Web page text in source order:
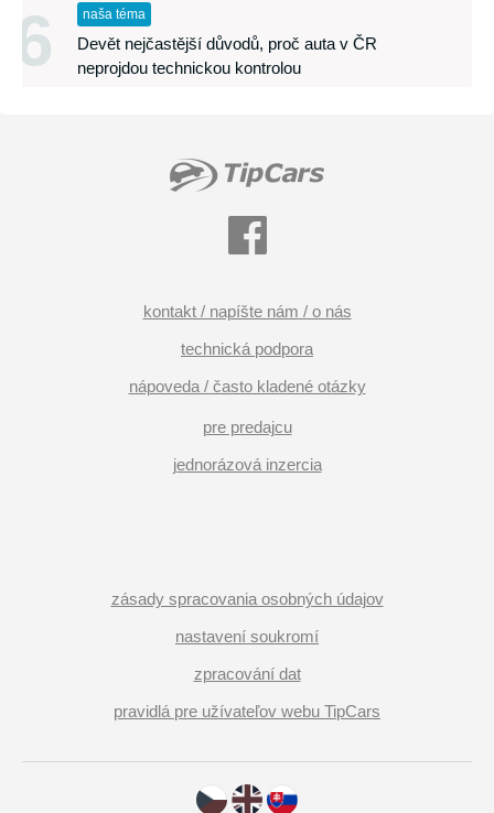
6 naša téma
Devět nejčastější důvodů, proč auta v ČR
neprojdou technickou kontrolou
kontakt / napíšte nám / o nás
technická podpora
nápoveda / často kladené otázky
pre predajcu
jednorázová inzercia
zásady spracovania osobných údajov
nastavení soukromí
zpracování dat
pravidlá pre užívateľov webu TipCars